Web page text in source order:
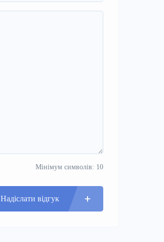
Мінімум символів: 10
Надіслати відгук